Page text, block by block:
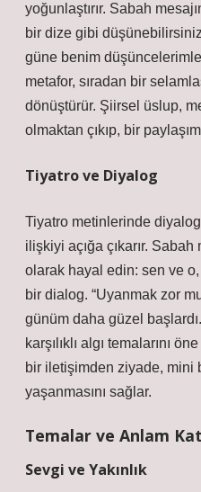
yoğunlaştırır. Sabah
bir dize gibi
güne benim
metafor, sıradan bir
dönüştürür. Şiirsel üslup,
olmaktan çıkıp, bir
Tiyatro ve Diyalog
Tiyatro metinlerinde
ilişkiyi açığa çıkarır. Sabah
olarak hayal edin: sen ve
bir dialog. “Uyanmak zor
günüm daha güzel
karşılıklı algı temalarını
bir iletişimden ziyade, mini
yaşanmasını sağlar.
Temalar ve Anlam
Sevgi ve Yakınlık